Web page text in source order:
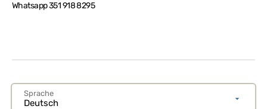
Whatsapp 351 918 8295
Sprache
Deutsch